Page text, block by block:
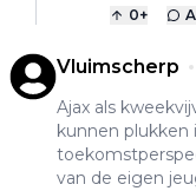
0+
Vluimscherp
Ajax als
kunnen plukken
van de eigen